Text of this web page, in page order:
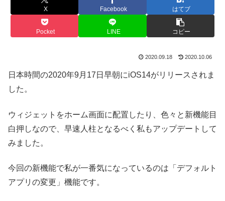
X Facebook はてブ
Pocket LINE コピー
2020.09.18 2020.10.06
日本時間の2020年9月17日早朝にiOS14がリリースされま
した。
ウィジェットをホーム画面に配置したり、色々と新機能目
白押しなので、早速人柱となるべく私もアップデートして
みました。
今回の新機能で私が一番気になっているのは「デフォルト
アプリの変更」機能です。